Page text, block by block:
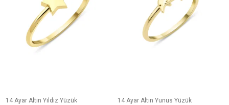
14 Ayar Altın Yıldız Yüzük 14 Ayar Altın Yunus Yüzük